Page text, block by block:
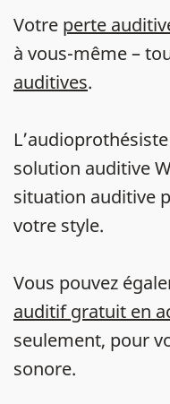
Votre perte
à vous-même –
auditives.
solution auditive
situation auditive
votre style.
Vous pouvez
auditif gratuit en
seulement, pour
sonore.